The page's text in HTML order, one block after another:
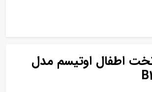
اطفال اوتیسم مدل